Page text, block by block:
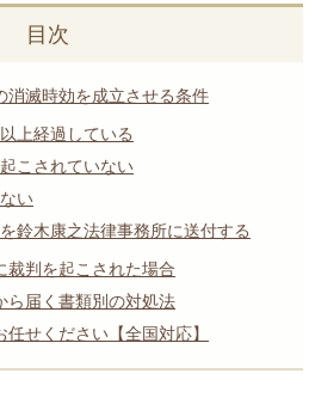
目次
消滅時効を成立させる条件
上経過している
こされていない
い
鈴木康之法律事務所に送付する
裁判を起こされた場合
ら届く書類別の対処法
せください【全国対応】